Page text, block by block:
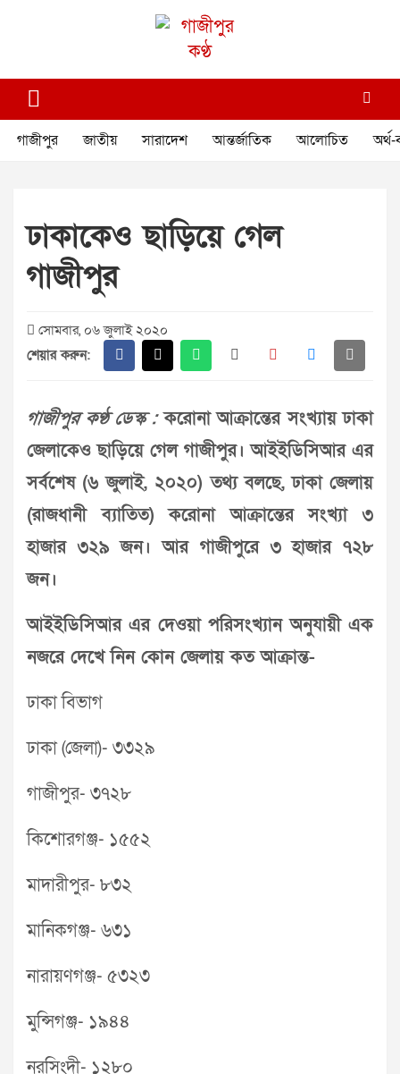
গাজীপুর কণ্ঠ
গাজীপুর জাতীয় সারাদেশ আন্তর্জাতিক আলোচিত অর্থ-
ঢাকাকেও ছাড়িয়ে গেল
গাজীপুর
সোমবার, ০৬ জুলাই ২০২০
শেয়ার করুন:
গাজীপুর কণ্ঠ ডেস্ক :করোনা আক্রান্তের সংখ্যায় ঢাকা
জেলাকেও ছাড়িয়ে গেল গাজীপুর। আইইডিসিআর এর
সর্বশেষ (৬ জুলাই, ২০২০) তথ্য বলছে, ঢাকা জেলায়
(রাজধানী ব্যাতিত) করোনা আক্রান্তের সংখ্যা ৩
হাজার ৩২৯ জন। আর গাজীপুরে ৩ হাজার ৭২৮
জন।
আইইডিসিআর এর দেওয়া পরিসংখ্যান অনুযায়ী এক
নজরে দেখে নিন কোন জেলায় কত আক্রান্ত-
ঢাকা বিভাগ
ঢাকা (জেলা)- ৩৩২৯
গাজীপুর- ৩৭২৮
কিশোরগঞ্জ- ১৫৫২
মাদারীপুর- ৮৩২
মানিকগঞ্জ- ৬৩১
নারায়ণগঞ্জ- ৫৩২৩
মুন্সিগঞ্জ- ১৯৪৪
নরসিংদী- ১২৮০